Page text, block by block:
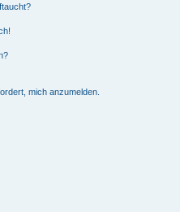
mich anzumelden.